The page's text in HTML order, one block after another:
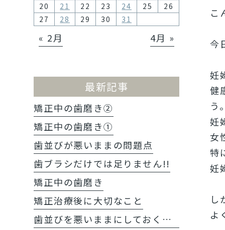
こ
今
妊
健
う
妊
女
特
妊
し
よ
20
21 22 23 24 25
26
27
28 29 30 31
« 2月 4月 »
最新記事
矯正中の歯磨き②
矯正中の歯磨き①
歯並びが悪いままの問題点
歯ブラシだけでは足りません!!
矯正中の歯磨き
矯正治療後に大切なこと
歯並びを悪いままにしておくと?!